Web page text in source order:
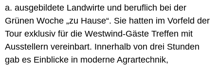
a. ausgebildete Landwirte und beruflich bei der
Grünen Woche „zu Hause“. Sie hatten im Vorfeld der
Tour exklusiv für die Westwind-Gäste Treffen mit
Ausstellern vereinbart. Innerhalb von drei Stunden
gab es Einblicke in moderne Agrartechnik,